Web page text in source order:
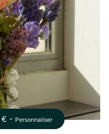
€ - Personnaliser